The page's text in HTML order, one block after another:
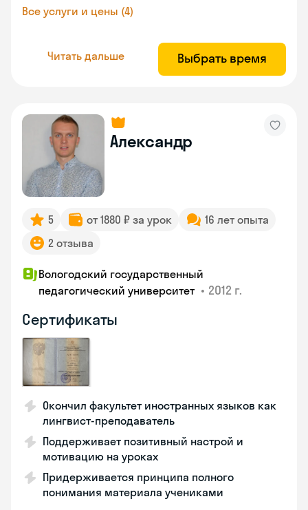
Все услуги и цены (4)
Читать дальше Выбрать время
Александр
5 от 1880 ₽ за урок
16 лет опыта
2 отзыва
Вологодский государственный
педагогический университет • 2012 г.
Сертификаты
Окончил факультет иностранных языков как
лингвист-преподаватель
Поддерживает позитивный настрой и
мотивацию на уроках
Придерживается принципа полного
понимания материала учениками